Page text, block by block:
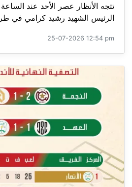
تتجه الأنظار عصر الأحد عند
الرئيس الشهيد رشيد كرامي في
25-07-2026 12:54 pm